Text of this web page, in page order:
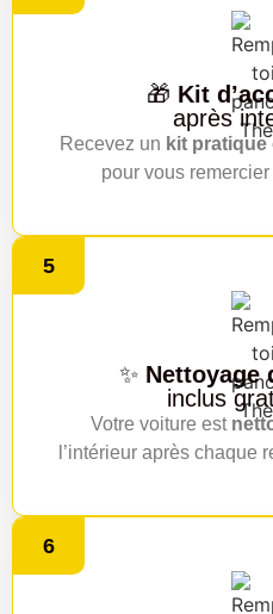
🎁 Kit
après
Recevez un kit pratique
pour vous
5
✨ Nettoyage
inclus
Votre voiture est
l’intérieur après chaque
6